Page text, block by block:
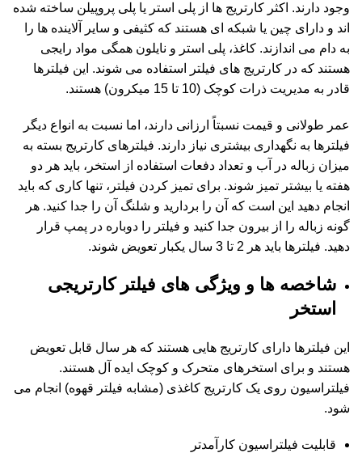
وجود دارند. اکثر کارتریج ها از پلی استر یا پلی پروپیلن ساخته شده
اند و دارای چین یا شبکه ای هستند که کثیفی و سایر آلاینده ها را
به دام می اندازند. کاغذ، پلی استر و نایلون همگی مواد رایجی
هستند که در کارتریج های فیلتر استفاده می شوند. این فیلترها
قادر به مدیریت ذرات کوچک (10 تا 15 میکرون) هستند.
عمر طولانی و قیمت نسبتاً ارزانی دارند، اما نسبت به انواع دیگر
فیلترها به نگهداری بیشتری نیاز دارند. فیلترهای کارتریج بسته به
میزان زباله در آب و تعداد دفعات استفاده از استخر، باید هر دو
هفته یا بیشتر تمیز شوند. برای تمیز کردن فیلتر، تنها کاری که باید
انجام دهید این است که آن را بردارید و شلنگ آن را جدا کنید. هر
گونه زباله را از بیرون جدا کنید و فیلتر را دوباره در پمپ قرار
دهید. فیلترها باید هر 2 تا 3 سال یکبار تعویض شوند.
شاخصه ها و ویژگی های فیلتر کارتریجی
استخر
این فیلترها دارای کارتریج هایی هستند که هر سال قابل تعویض
هستند و برای استخرهای متحرک و کوچک ایده آل هستند.
فیلتراسیون روی یک کارتریج کاغذی (مشابه فیلتر قهوه) انجام می
شود.
قابلیت فیلتراسیون کارآمدتر